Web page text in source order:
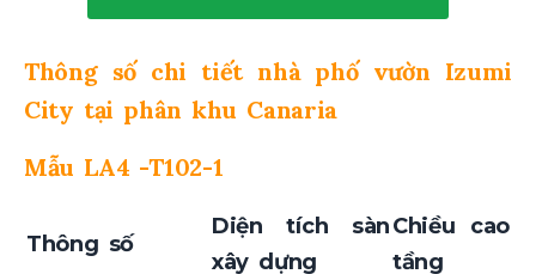
Thông số chi tiết nhà phố vườn Izumi
City tại phân khu Canaria
Mẫu LA4 -T102-1
Thông số
Diện tích sàn
xây dựng
Chiều cao
tầng